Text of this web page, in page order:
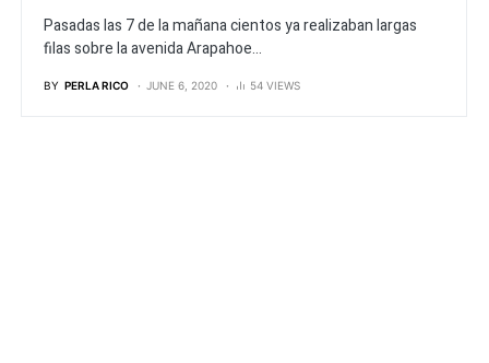
Pasadas las 7 de la mañana cientos ya realizaban largas
filas sobre la avenida Arapahoe...
BY PERLA RICO JUNE 6, 2020 54 VIEWS